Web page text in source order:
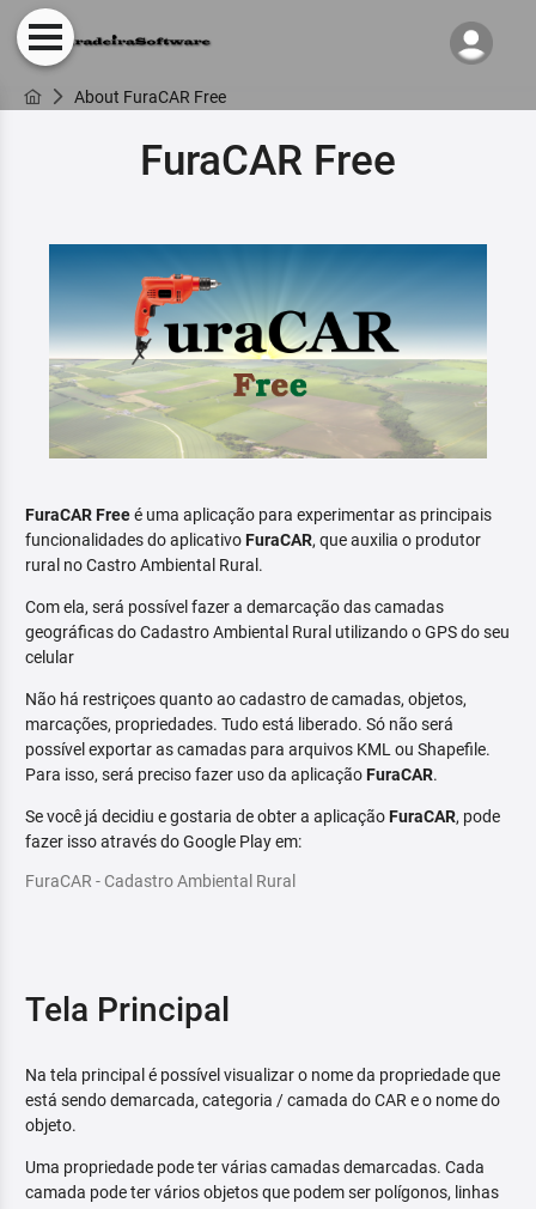
About FuraCAR Free
FuraCAR Free
FuraCAR Freeé uma aplicação para experimentar as principais
funcionalidades do aplicativoFuraCAR, que auxilia o produtor
rural no Castro Ambiental Rural.
Com ela, será possível fazer a demarcação das camadas
geográficas do Cadastro Ambiental Rural utilizando o GPS do seu
celular
Não há restriçoes quanto ao cadastro de camadas, objetos,
marcações, propriedades. Tudo está liberado. Só não será
possível exportar as camadas para arquivos KML ou Shapefile.
Para isso, será preciso fazer uso da aplicaçãoFuraCAR.
Se você já decidiu e gostaria de obter a aplicaçãoFuraCAR, pode
fazer isso através do Google Play em:
FuraCAR - Cadastro Ambiental Rural
Tela Principal
Na tela principal é possível visualizar o nome da propriedade que
está sendo demarcada, categoria / camada do CAR e o nome do
objeto.
Uma propriedade pode ter várias camadas demarcadas. Cada
camada pode ter vários objetos que podem ser polígonos, linhas